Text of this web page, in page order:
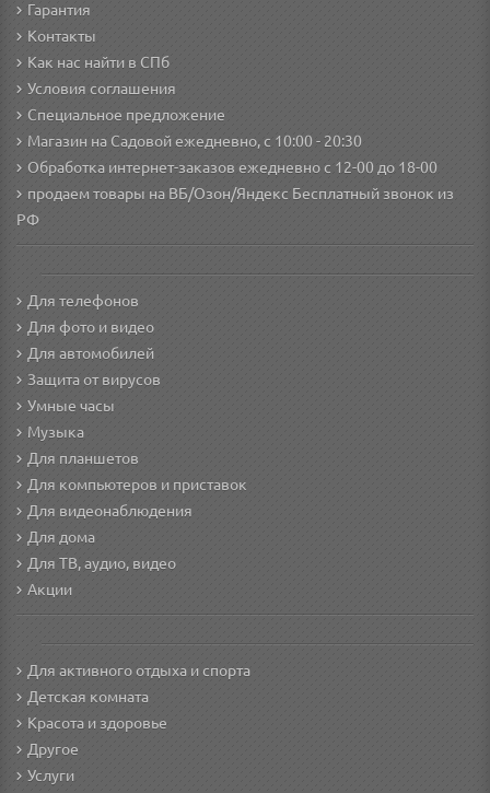
Гарантия
Контакты
Как нас найти в СПб
Условия соглашения
Специальное предложение
Магазин на Садовой ежедневно, с 10:00 - 20:30
Обработка интернет-заказов ежедневно с 12-00 до 18-00
продаем товары на ВБ/Озон/Яндекс Бесплатный звонок из
РФ
Для телефонов
Для фото и видео
Для автомобилей
Защита от вирусов
Умные часы
Музыка
Для планшетов
Для компьютеров и приставок
Для видеонаблюдения
Для дома
Для ТВ, аудио, видео
Акции
Для активного отдыха и спорта
Детская комната
Красота и здоровье
Другое
Услуги